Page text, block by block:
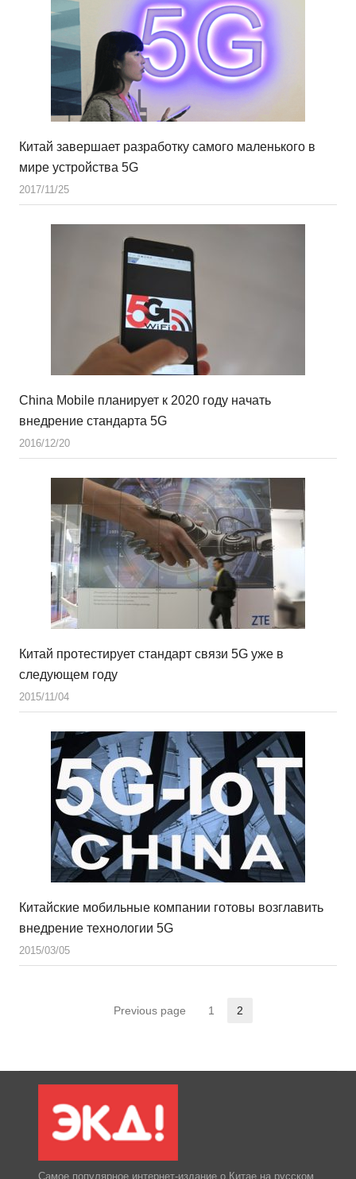
Китай завершает разработку самого маленького в
мире устройства 5G
2017/11/25
China Mobile планирует к 2020 году начать
внедрение стандарта 5G
2016/12/20
Китай протестирует стандарт связи 5G уже в
следующем году
2015/11/04
Китайские мобильные компании готовы возглавить
внедрение технологии 5G
2015/03/05
Previous page Страница
1 2
Самое популярное интернет-издание о Китае на русском